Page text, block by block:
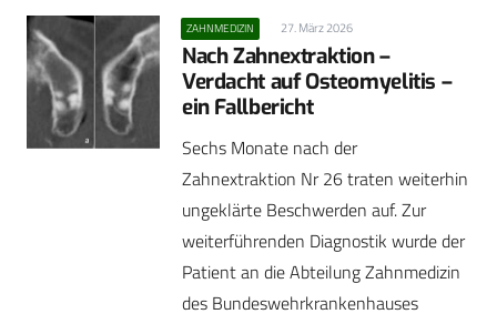
ZAHNMEDIZIN 27. März 2026
Nach Zahnextraktion –
Verdacht auf Osteomyelitis –
ein Fallbericht
Sechs Monate nach der
Zahnextraktion Nr 26 traten weiterhin
ungeklärte Beschwerden auf. Zur
weiterführenden Diagnostik wurde der
Patient an die Abteilung Zahnmedizin
des Bundeswehrkrankenhauses